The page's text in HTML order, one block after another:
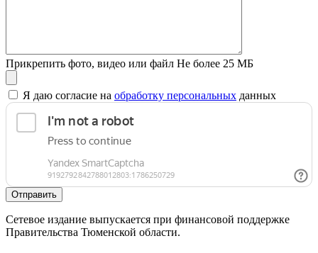
Прикрепить фото, видео или файл Не более 25 МБ
Я даю согласие на обработку персональных данных
Отправить
Сетевое издание выпускается при финансовой поддержке
Правительства Тюменской области.